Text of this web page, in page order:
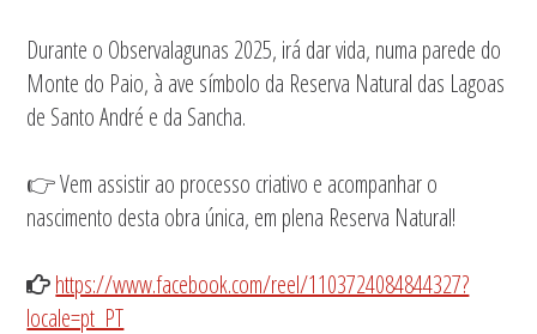
Durante o Observalagunas 2025, irá dar vida, numa parede do
Monte do Paio, à ave símbolo da Reserva Natural das Lagoas
de Santo André e da Sancha.
👉 Vem assistir ao processo criativo e acompanhar o
nascimento desta obra única, em plena Reserva Natural!
https://www.facebook.com/reel/1103724084844327?
locale=pt_PT